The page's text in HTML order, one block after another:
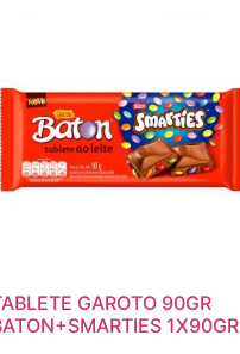
GAROTO 90GR
1X90GR